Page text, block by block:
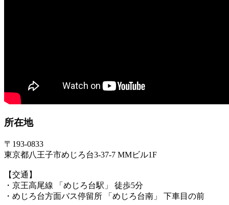
所在地
〒193-0833
東京都八王子市めじろ台3-37-7 MMビル1F
【交通】
・京王高尾線 「めじろ台駅」 徒歩5分
・めじろ台方面バス停留所 「めじろ台南」 下車目の前